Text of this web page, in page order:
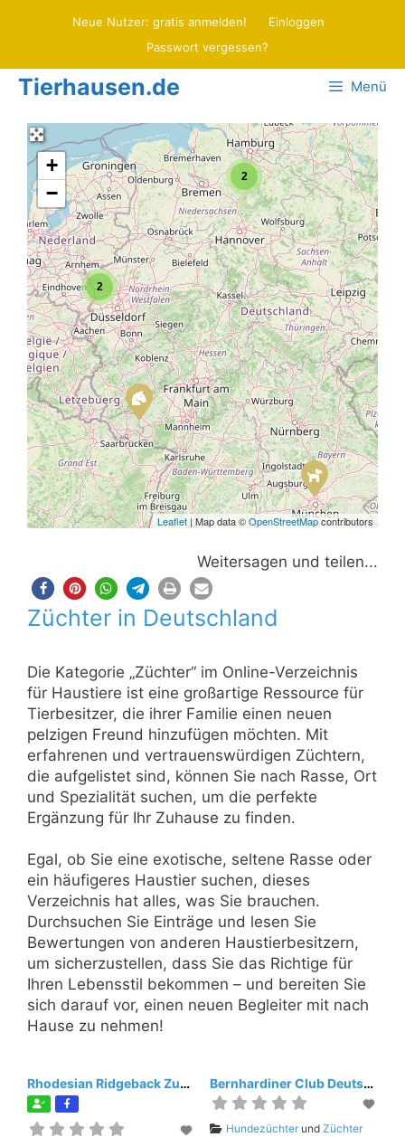
Neue Nutzer: gratis anmelden!
Einloggen
Passwort vergessen?
Tierhausen.de Menü
2
2
+
−
Leaflet | Map data ©OpenStreetMapcontributors
Weitersagen und teilen...
Züchter in Deutschland
Die Kategorie „Züchter“ im Online-Verzeichnis
für Haustiere ist eine großartige Ressource für
Tierbesitzer, die ihrer Familie einen neuen
pelzigen Freund hinzufügen möchten. Mit
erfahrenen und vertrauenswürdigen Züchtern,
die aufgelistet sind, können Sie nach Rasse, Ort
und Spezialität suchen, um die perfekte
Ergänzung für Ihr Zuhause zu finden.
Egal, ob Sie eine exotische, seltene Rasse oder
ein häufigeres Haustier suchen, dieses
Verzeichnis hat alles, was Sie brauchen.
Durchsuchen Sie Einträge und lesen Sie
Bewertungen von anderen Haustierbesitzern,
um sicherzustellen, dass Sie das Richtige für
Ihren Lebensstil bekommen – und bereiten Sie
sich darauf vor, einen neuen Begleiter mit nach
Hause zu nehmen!
Rhodesian Ridgeback Zucht Bernhardiner Club Deutschland e.V.
Hundezüchter undZüchter